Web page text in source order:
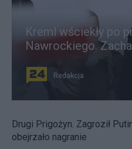
Kreml wściekły po
Nawrockiego.
Redakcja
Drugi Prigożyn. Zagroził
obejrzało nagranie